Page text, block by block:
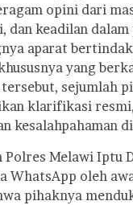
opini dari
keadilan dalam
aparat
yang
sejumlah
klarifikasi
kesalahpahaman
Polres Melawi Iptu
WhatsApp oleh
pihaknya